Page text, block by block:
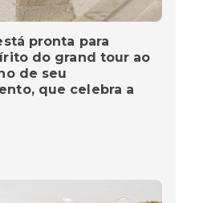
pronta para
do grand tour ao
de seu
que celebra a